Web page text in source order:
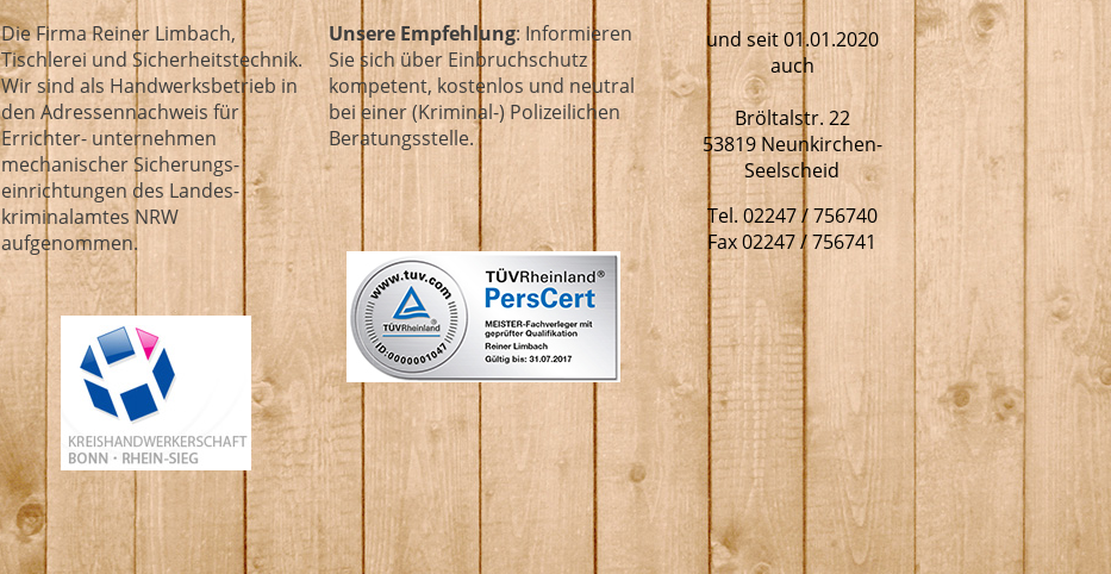
Die Firma Reiner Limbach,
Tischlerei und Sicherheitstechnik.
Wir sind als Hand­werks­betrieb in
den Adressennachweis für
Errichter- unternehmen
mechanischer Sicherungs-
einrichtungen des Landes­
kriminal­amtes NRW
aufgenommen.
Unsere Empfehlung: Informieren
Sie sich über Einbruchschutz
kompetent, kostenlos und neutral
bei einer (Kriminal-) Polizeilichen
Beratungsstelle.
und seit 01.01.2020
auch
Bröltalstr. 22
53819 Neunkirchen-
Seelscheid
Tel. 02247 / 756740
Fax 02247 / 756741